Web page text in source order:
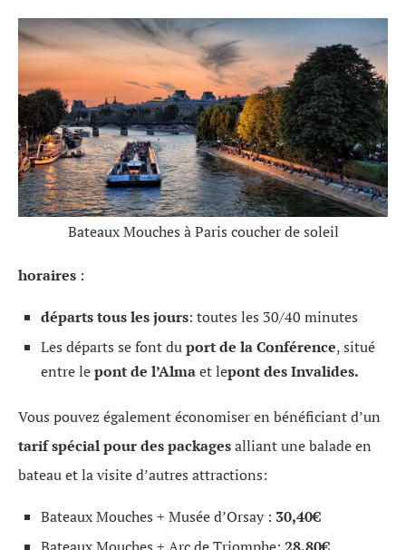
Bateaux Mouches à Paris coucher de soleil
horaires :
départstous les jours: toutes les 30/40 minutes
Les départs se font duport de la Conférence, situé
entre lepont de l’Almaet lepont des Invalides.
Vous pouvez également économiser en bénéficiant d’un
tarif spécial pour des packagesalliant une balade en
bateau et la visite d’autres attractions:
Bateaux Mouches + Musée d’Orsay : 30,40€